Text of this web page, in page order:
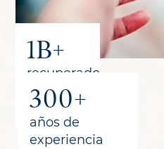
1B+
recuperado
para los
clientes
300+
años de
experiencia